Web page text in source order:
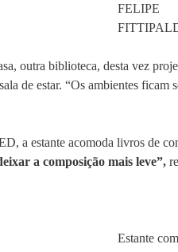
FELIPE
outra biblioteca, desta vez
de estar. “Os ambientes
a estante acomoda livros de
a composição mais leve”,
Estante com